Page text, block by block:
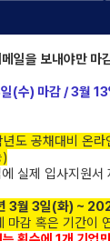
일을 보내야만 마
(수) 마감 / 3월 13
년도 공채대비 온라
실제 입사지원서
3월 3일(화) ~
마감 혹은 기간이